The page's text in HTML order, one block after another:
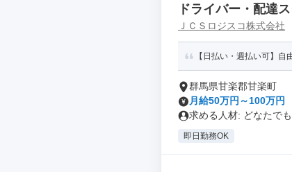
ドライバー・配達
ＪＣＳロジスコ株式会社
【日払い・週払い可】
群馬県甘楽郡甘楽町
月給50万円～100万円
求める人材: どなたで
即日勤務OK